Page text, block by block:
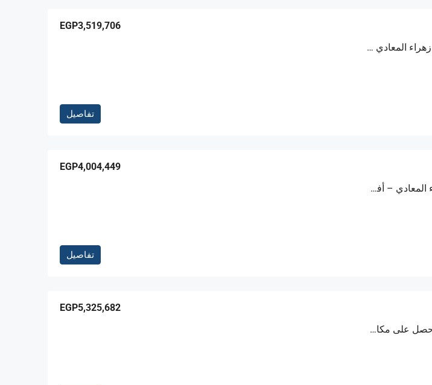
تملك مكتب إداري في مول V Mall في زهراء المعادي بأسعار مغرية
EGP3,519,706
تفاصيل
امتلك مكتبك في مول V Mall في زهراء المعادي – أفضل المواقع الاستراتيجية
EGP4,004,449
تفاصيل
مكاتب إدارية للبيع في مول V Mall – احصل على مكان عملك الآن
EGP5,325,682